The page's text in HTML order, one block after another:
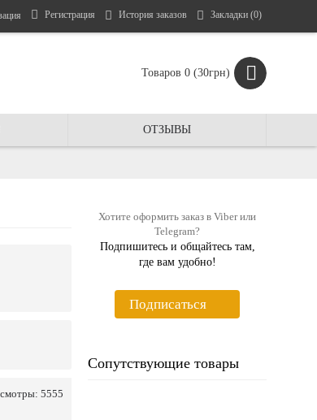
Регистрация История заказов Закладки (0)
Товаров 0 (30грн)
ОТЗЫВЫ
Хотите оформить заказ в Viber или
Telegram?
Подпишитесь и общайтесь там,
где вам удобно!
Подписаться
Сопутствующие товары
5555